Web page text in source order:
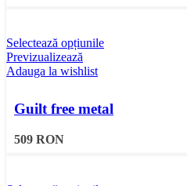
Selectează opțiunile
Previzualizează
Adauga la wishlist
Guilt free metal
509 RON